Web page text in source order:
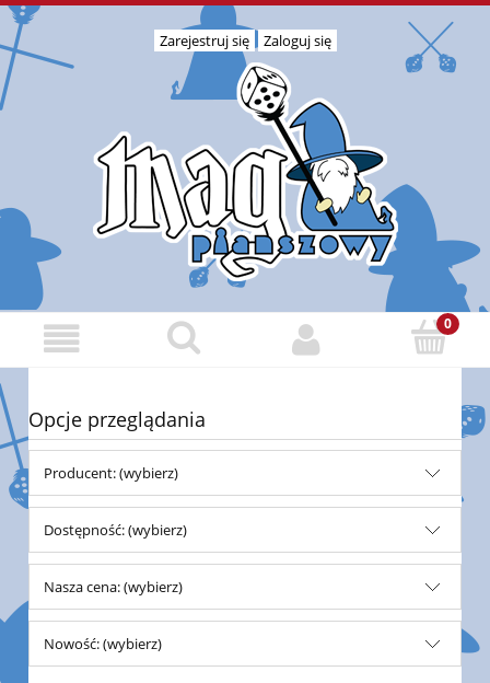
Zarejestruj się Zaloguj się
Opcje przeglądania
Producent: (wybierz)
Dostępność: (wybierz)
Nasza cena: (wybierz)
Nowość: (wybierz)